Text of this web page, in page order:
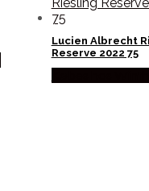
Lucien Albrecht
Reserve 2022 75